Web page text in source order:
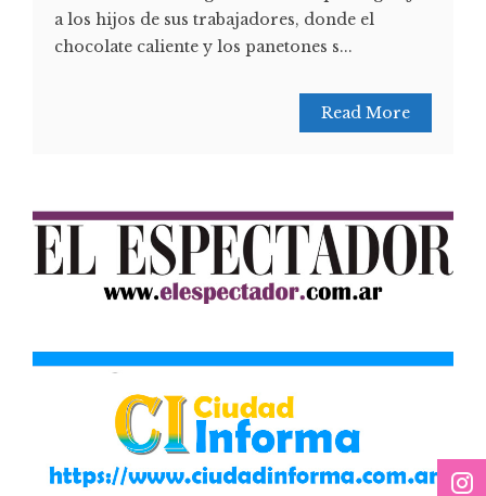
a los hijos de sus trabajadores, donde el
chocolate caliente y los panetones s...
Read More